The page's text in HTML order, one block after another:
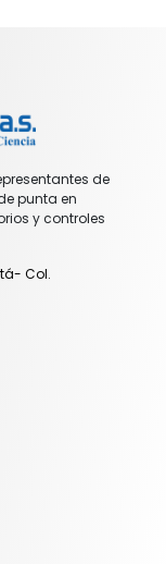
de
punta en
y controles
Col.